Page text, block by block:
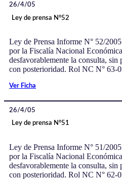
26/4/05
Ley de prensa N°52
Ley de Prensa Informe N° 52/
por la Fiscalía Nacional
desfavorablemente la consulta,
con posterioridad. Rol NC N° 63-
Ver Ficha
26/4/05
Ley de prensa N°51
Ley de Prensa Informe N° 51/
por la Fiscalía Nacional
desfavorablemente la consulta,
con posterioridad. Rol NC N° 62-